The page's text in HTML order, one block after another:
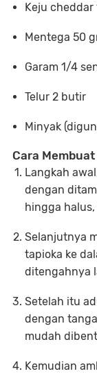
Keju cheddar
Mentega 50
Garam 1/4
Telur 2 butir
Minyak
Cara
Langkah
dengan
hingga
Selanjutnya
tapioka ke
ditengahnya
Setelah itu
dengan
mudah
Kemudian